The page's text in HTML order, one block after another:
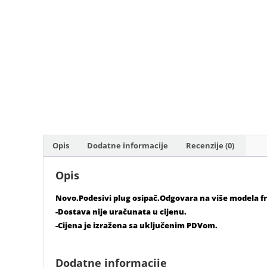
Opis Dodatne informacije Recenzije (0)
Opis
Novo.Podesivi plug osipač.Odgovara na više modela
-Dostava nije uračunata u cijenu.
-Cijena je izražena sa uključenim PDVom.
Dodatne informacije